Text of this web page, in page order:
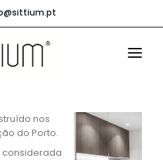
nos
do Porto.
considerada